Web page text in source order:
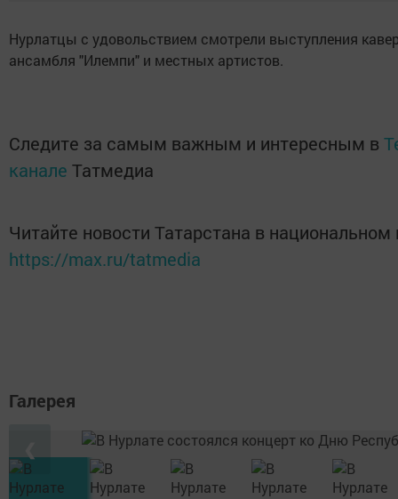
Нурлатцы с удовольствием смотрели выступления
ансамбля "Илемпи" и местных артистов.
Следите за самым важным и интересным в
канале Татмедиа
Читайте новости Татарстана в
https://max.ru/tatmedia
Галерея